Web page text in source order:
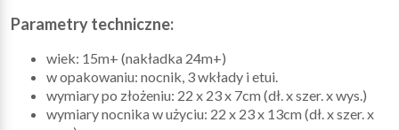
Parametry techniczne:
wiek: 15m+ (nakładka 24m+)
w opakowaniu: nocnik, 3 wkłady i etui.
wymiary po złożeniu: 22 x 23 x 7cm (dł. x szer. x wys.)
wymiary nocnika w użyciu: 22 x 23 x 13cm (dł. x szer. x